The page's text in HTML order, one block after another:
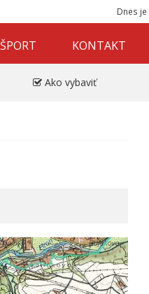
Dnes je
KONTAKT
Ako vybaviť